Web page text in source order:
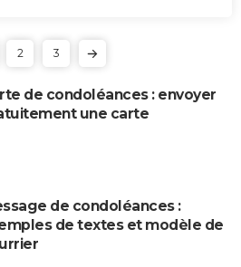
2 3
de condoléances : envoyer
une carte
de condoléances :
de textes et modèle de